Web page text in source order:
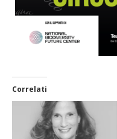
Correlati